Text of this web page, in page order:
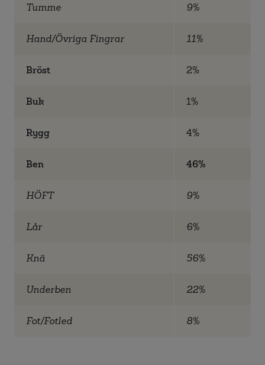
Tumme 9%
Hand/Övriga Fingrar 11%
Bröst 2%
Buk 1%
Rygg 4%
Ben 46%
HÖFT 9%
Lår 6%
Knä 56%
Underben 22%
Fot/Fotled 8%